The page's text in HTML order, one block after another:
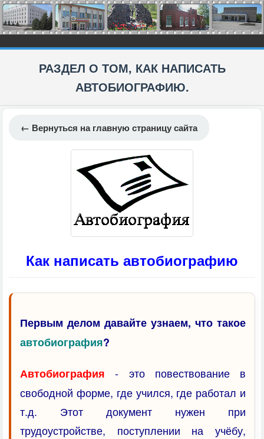
РАЗДЕЛ О ТОМ, КАК НАПИСАТЬ
АВТОБИОГРАФИЮ.
← Вернуться на главную страницу сайта
Как написать автобиографию
Первым делом давайте узнаем, что такое
автобиография?
Автобиография - это повествование в
свободной форме, где учился, где работал и
т.д. Этот документ нужен при
трудоустройстве, поступлении на учёбу,